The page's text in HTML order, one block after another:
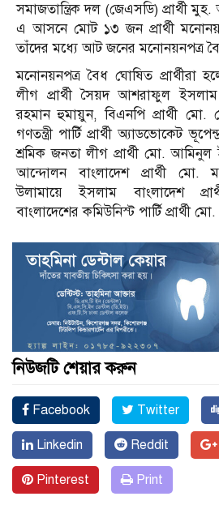
সমাজতান্ত্রিক দল (জেএসডি) প্রার্থী
এ আসনে মোট ১৩ জন প্রার্থী
তাঁদের মধ্যে আট জনের মনোনয়নপত্র
মনোনয়নপত্র বৈধ ঘোষিত প্রার্থীরা
লীগ প্রার্থী সৈয়দ আশরাফুল
রহমান হুমায়ুন, বিএনপি প্রার্থী মো.
গণতন্ত্রী পার্টি প্রার্থী অ্যাডভোকেট
শ্রমিক জনতা লীগ প্রার্থী মো.
আন্দোলন বাংলাদেশ প্রার্থী মো.
উলামায়ে ইসলাম বাংলাদেশ
বাংলাদেশের কমিউনিস্ট পার্টি প্রার্থী
নিউজটি শেয়ার করুন
Facebook Twitter
Linkedin Reddit
Pinterest Print